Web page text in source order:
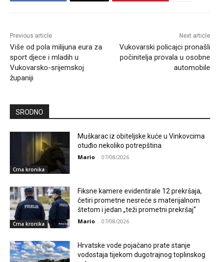
Previous article
Više od pola milijuna eura za
sport djece i mladih u
Vukovarsko-srijemskoj
županiji
Next article
Vukovarski policajci pronašli
počinitelja provala u osobne
automobile
SRODNO
Crna kronika
Muškarac iz obiteljske kuće u Vinkovcima
otuđio nekoliko potrepština
Mario - 07/08/2026
Crna kronika
Fiksne kamere evidentirale 12 prekršaja,
četiri prometne nesreće s materijalnom
štetom i jedan „teži prometni prekršaj“
Mario - 07/08/2026
Hrvatske vode pojačano prate stanje
vodostaja tijekom dugotrajnog toplinskog